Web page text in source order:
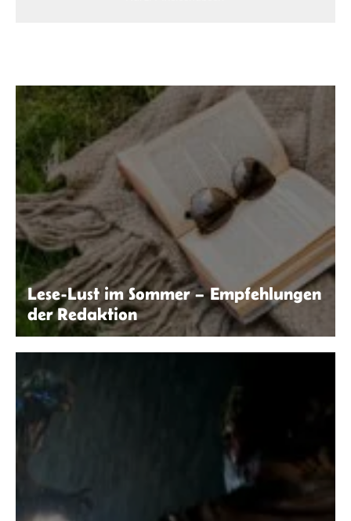
Lese-Lust im Sommer – Empfehlungen
der Redaktion